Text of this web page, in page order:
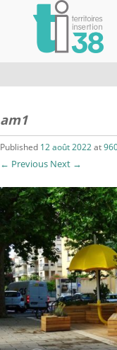
am1
Published 12 août 2022at
← Previous Next →